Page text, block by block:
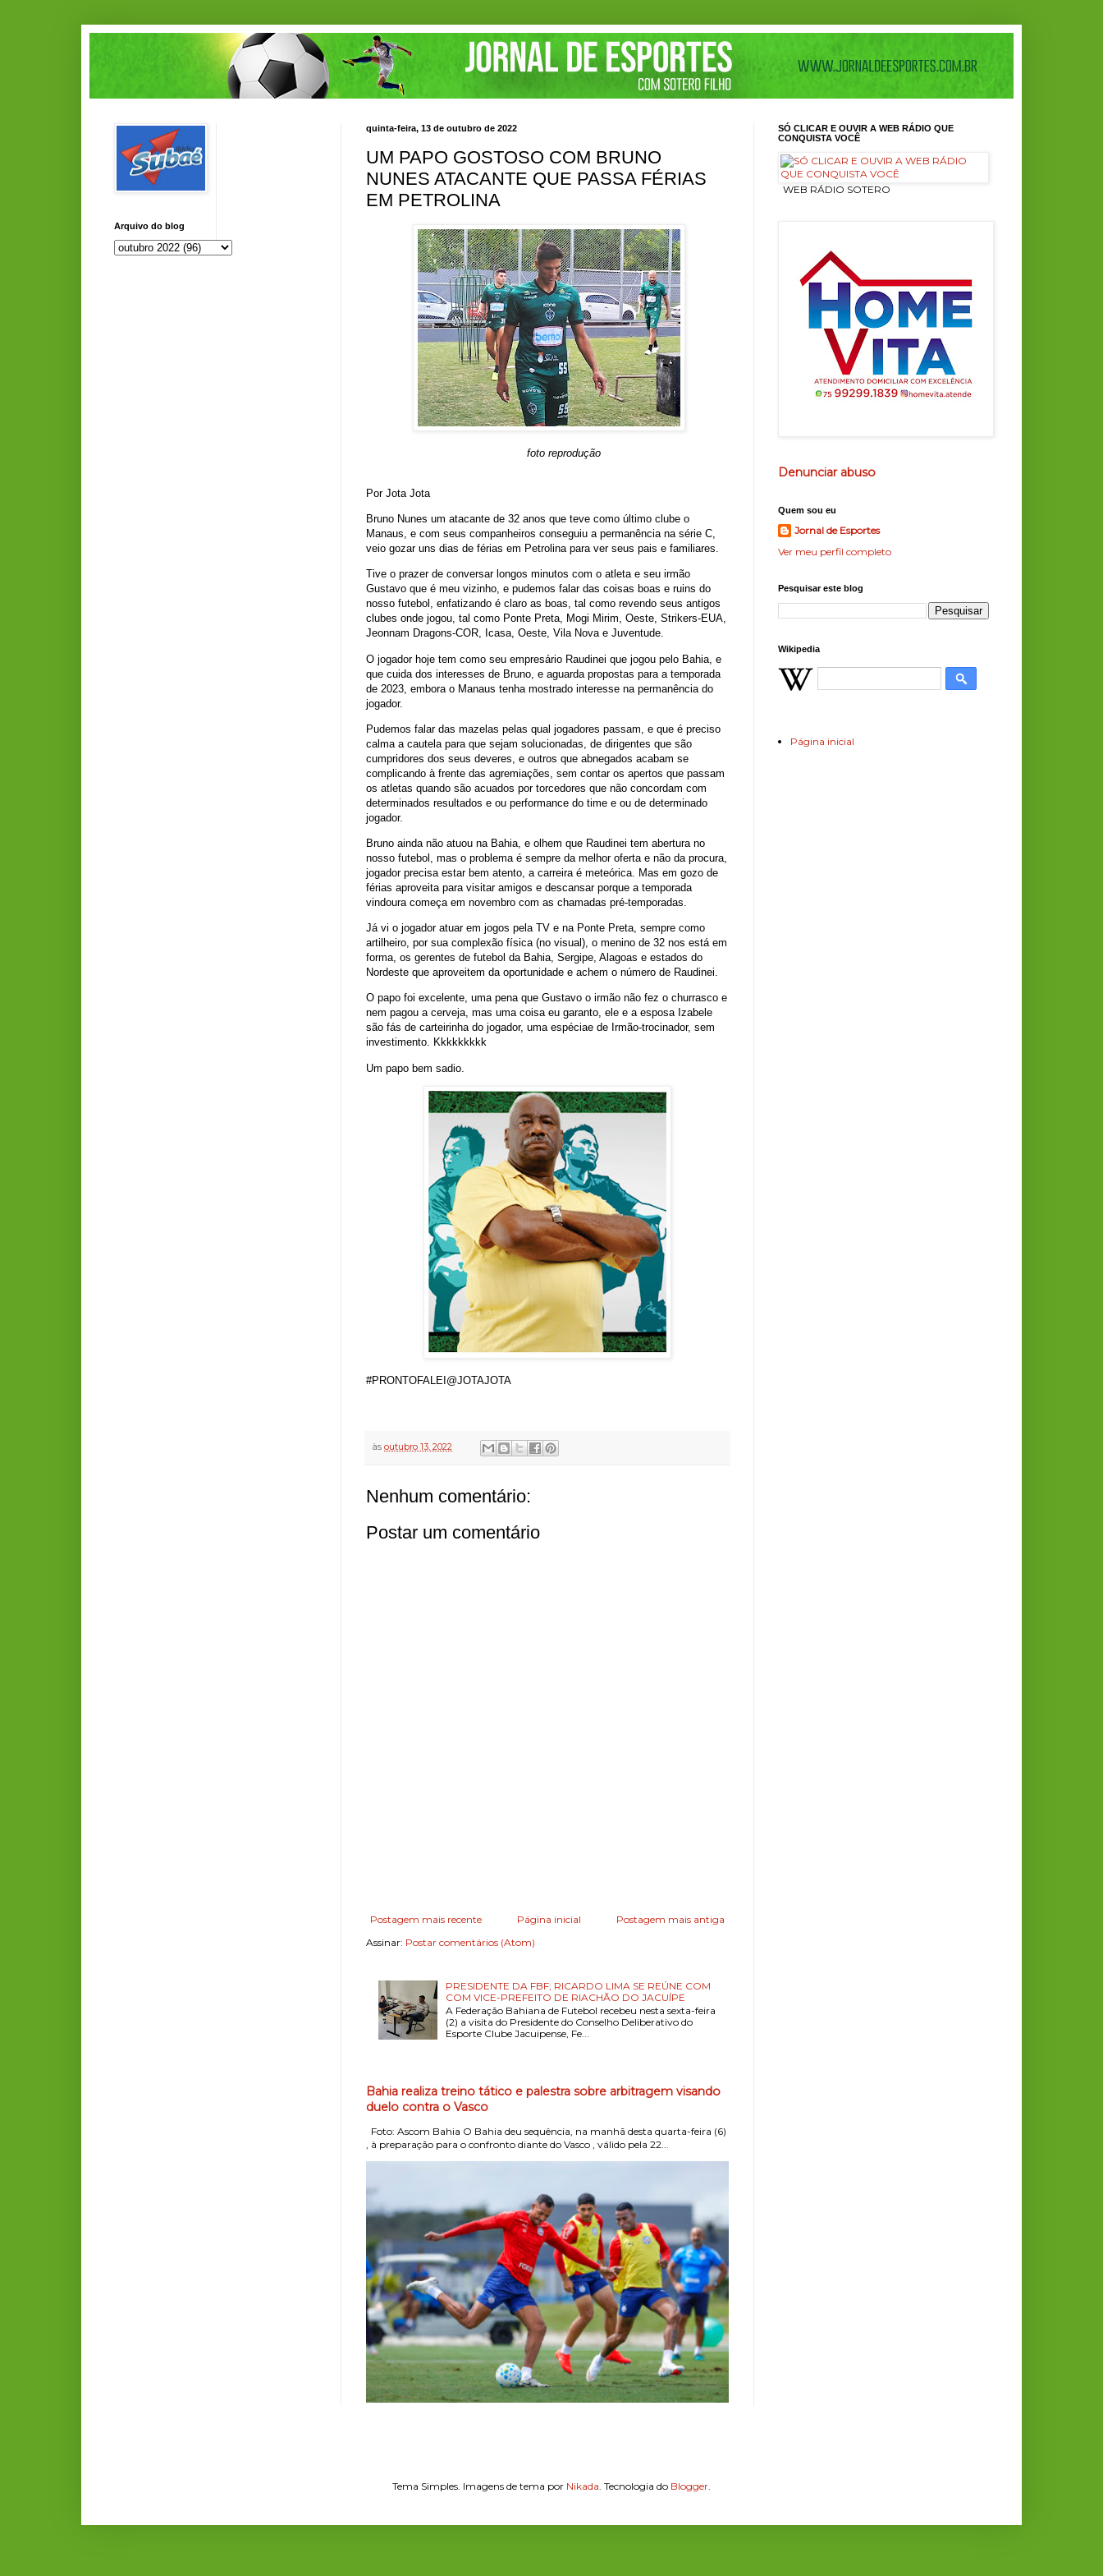
quinta-feira, 13 de outubro de 2022
UM PAPO GOSTOSO COM BRUNO
NUNES ATACANTE QUE PASSA FÉRIAS
EM PETROLINA
foto reprodução
Por Jota Jota
Bruno Nunes um atacante de 32 anos que teve como último clube o
Manaus, e com seus companheiros conseguiu a permanência na série C,
veio gozar uns dias de férias em Petrolina para ver seus pais e familiares.
Tive o prazer de conversar longos minutos com o atleta e seu irmão
Gustavo que é meu vizinho, e pudemos falar das coisas boas e ruins do
nosso futebol, enfatizando é claro as boas, tal como revendo seus antigos
clubes onde jogou, tal como Ponte Preta, Mogi Mirim, Oeste, Strikers-EUA,
Jeonnam Dragons-COR, Icasa, Oeste, Vila Nova e Juventude.
O jogador hoje tem como seu empresário Raudinei que jogou pelo Bahia, e
que cuida dos interesses de Bruno, e aguarda propostas para a temporada
de 2023, embora o Manaus tenha mostrado interesse na permanência do
jogador.
Pudemos falar das mazelas pelas qual jogadores passam, e que é preciso
calma a cautela para que sejam solucionadas, de dirigentes que são
cumpridores dos seus deveres, e outros que abnegados acabam se
complicando à frente das agremiações, sem contar os apertos que passam
os atletas quando são acuados por torcedores que não concordam com
determinados resultados e ou performance do time e ou de determinado
jogador.
Bruno ainda não atuou na Bahia, e olhem que Raudinei tem abertura no
nosso futebol, mas o problema é sempre da melhor oferta e não da procura,
jogador precisa estar bem atento, a carreira é meteórica. Mas em gozo de
férias aproveita para visitar amigos e descansar porque a temporada
vindoura começa em novembro com as chamadas pré-temporadas.
Já vi o jogador atuar em jogos pela TV e na Ponte Preta, sempre como
artilheiro, por sua complexão física (no visual), o menino de 32 nos está em
forma, os gerentes de futebol da Bahia, Sergipe, Alagoas e estados do
Nordeste que aproveitem da oportunidade e achem o número de Raudinei.
O papo foi excelente, uma pena que Gustavo o irmão não fez o churrasco e
nem pagou a cerveja, mas uma coisa eu garanto, ele e a esposa Izabele
são fás de carteirinha do jogador, uma espéciae de Irmão-trocinador, sem
investimento. Kkkkkkkkk
Um papo bem sadio.
#PRONTOFALEI@JOTAJOTA
às outubro 13, 2022
Nenhum comentário:
Postar um comentário
Postagem mais recente Postagem mais antiga
Página inicial
Assinar: Postar comentários (Atom)
PRESIDENTE DA FBF; RICARDO LIMA SE REÚNE COM
COM VICE-PREFEITO DE RIACHÃO DO JACUÍPE
A Federação Bahiana de Futebol recebeu nesta sexta-feira
(2) a visita do Presidente do Conselho Deliberativo do
Esporte Clube Jacuipense, Fe...
Bahia realiza treino tático e palestra sobre arbitragem visando
duelo contra o Vasco
Foto: Ascom Bahia O Bahia deu sequência, na manhã desta quarta-feira (6)
, à preparação para o confronto diante do Vasco , válido pela 22...
Arquivo do blog
SÓ CLICAR E OUVIR A WEB RÁDIO QUE
CONQUISTA VOCÊ
ㅤ WEB RÁDIO SOTERO
Denunciar abuso
Quem sou eu
Jornal de Esportes
Ver meu perfil completo
Pesquisar este blog
Wikipedia
Página inicial
Tema Simples. Imagens de tema por Nikada. Tecnologia do Blogger.